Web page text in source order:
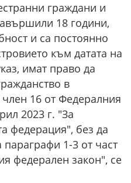
граждани и
18 години,
и са постоянно
към датата на
имат право да
в
член 16 от Федералния
2023 г. "За
федерация", без да
параграфи 1-3 от част
федерален закон", се